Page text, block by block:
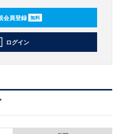
会員登録 無料
ログイン